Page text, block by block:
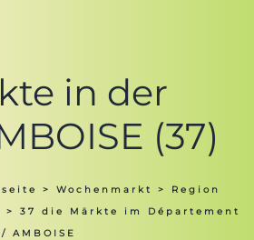
in der
(37)
> Wochenmarkt > Region
> 37 die Märkte im Département
AMBOISE